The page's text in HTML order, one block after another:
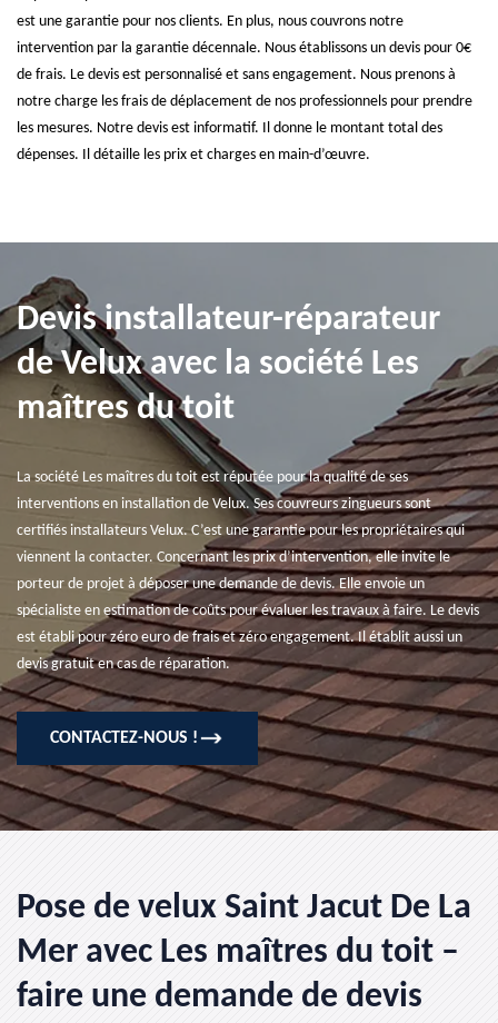
est une garantie pour nos clients. En plus, nous couvrons notre
intervention par la garantie décennale. Nous établissons un devis pour 0€
de frais. Le devis est personnalisé et sans engagement. Nous prenons à
notre charge les frais de déplacement de nos professionnels pour prendre
les mesures. Notre devis est informatif. Il donne le montant total des
dépenses. Il détaille les prix et charges en main-d’œuvre.
Devis installateur-réparateur
de Velux avec la société Les
maîtres du toit
La société Les maîtres du toit est réputée pour la qualité de ses
interventions en installation de Velux. Ses couvreurs zingueurs sont
certifiés installateurs Velux. C’est une garantie pour les propriétaires qui
viennent la contacter. Concernant les prix d’intervention, elle invite le
porteur de projet à déposer une demande de devis. Elle envoie un
spécialiste en estimation de coûts pour évaluer les travaux à faire. Le devis
est établi pour zéro euro de frais et zéro engagement. Il établit aussi un
devis gratuit en cas de réparation.
CONTACTEZ-NOUS !
Pose de velux Saint Jacut De La
Mer avec Les maîtres du toit –
faire une demande de devis